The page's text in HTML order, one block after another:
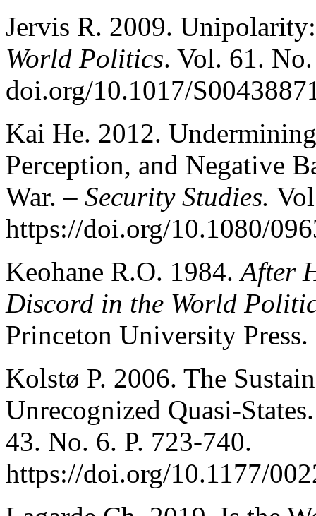
Jervis R. 2009.
World Politics. Vol. 61.
doi.org/10.1017/
Kai He. 2012.
Perception, and Negative
War. – Security Studies.
https://doi.org/10.1080/
Keohane R.O. 1984.After
Discord in the World
Princeton University
Kolstø P. 2006. The
Unrecognized Quasi-
43. No. 6. P. 723-740.
https://doi.org/10.1177/